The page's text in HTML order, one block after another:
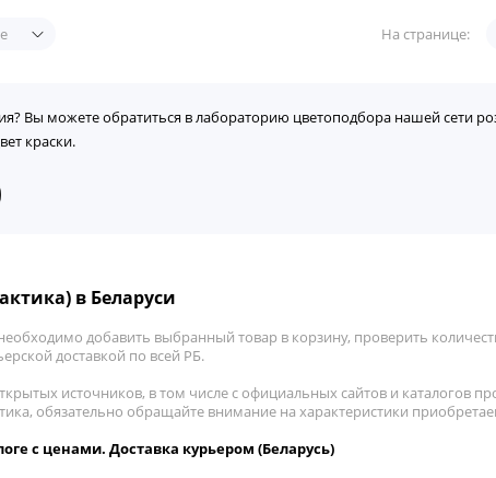
На странице:
Вы можете обратиться в лабораторию цветоподбора нашей сети
краски.
в Беларуси
добавить выбранный товар в корзину, проверить
доставкой по всей РБ.
источников, в том числе с официальных сайтов и каталогов
обязательно обращайте внимание на характеристики
с ценами. Доставка курьером (Беларусь)